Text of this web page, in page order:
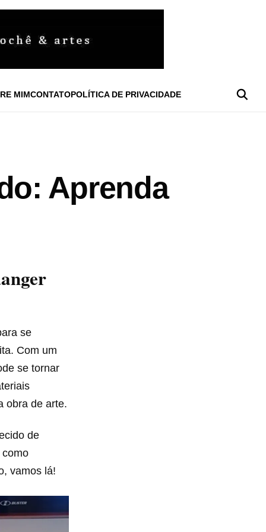
MIMCONTATOPOLÍTICA DE PRIVACIDADE
Aprenda
se
Com um
se tornar
obra de arte.
de
como
vamos lá!